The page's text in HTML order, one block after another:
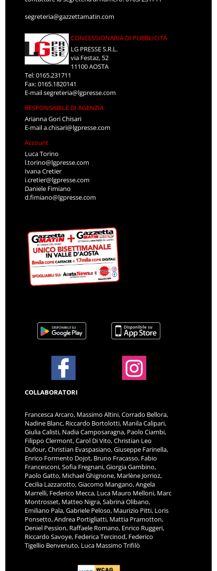
segreteria@gazzettamatin.com
CONCESSIONARIA DI PUBBLICITÀ
LG PRESSE S.R.L.
via Festaz, 52
11100 AOSTA
Tel: 0165.231711
Fax: 0165.1820141
E-mailsegreteria@lgpresse.com
RESPONSABILE DI AGENZIA
Arianna Gori Chisari
E-maila.chisari@lgpresse.com
Account
Luca Torino
l.torino@lgpresse.com
Ivana Cretier
i.cretier@lgpresse.com
Daniele Fimiano
d.fimiano@lgpresse.com
COLLABORATORI
Francesca Arcaro, Massimo Altini, Corrado Bellora,
Nadine Blanc, Riccardo Bortolotti, Manila Calipari,
Giulia Calisti, Nadia Camposaragna, Paolo Ciambi,
Filippo Clermont, Carol Di Vito, Christian Leo
Dufour, Christian Evaspasiano, Giuseppe Farinella,
Enrico Formento Dojot, Bruno Fracasso, Fabio
Francesconi, Sofia Fregnani, Giorgia Gambino,
Paolo Gatto, Michael Ghignone, Marlène Jorrioz,
Cecilia Lazzarotto, Giacomo Mangano, Angela
Marrelli, Federico Mecca, Luca Mauro Melloni, Marc
Montrosset, Matteo Nigra, Sabrina Olibano,
Emiliano Pala, Gabriele Peloso, Maurizio Pitti, Loris
Ponsetto, Andrea Portigliatti, Mattia Pramotton,
Deniel Pession, Raffaele Romano, Enrico Ruggeri,
Riccardo Savoye, Federica Tercinod, Federico
Tigellio Benvenuto, Luca Massimo Trifilò